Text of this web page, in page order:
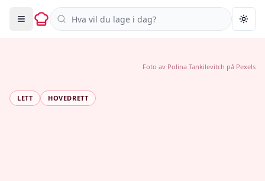
Søk i oppskrifter
LETT HOVEDRETT
Foto av Polina Tankilevitch på Pexels